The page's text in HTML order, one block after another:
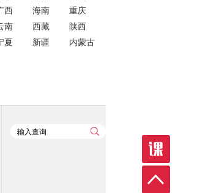
西 海南
重庆
南 西藏
陕西
夏 新疆
内蒙古